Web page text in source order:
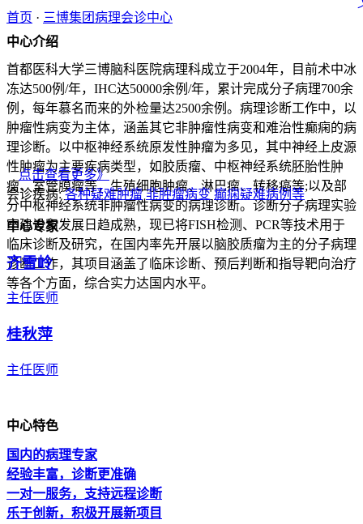
首页 · 三博集团病理会诊中心
中心介绍
首都医科大学三博脑科医院病理科成立于2004年，目前术中冰
冻达500例/年，IHC达50000余例/年，累计完成分子病理700余
例，每年慕名而来的外检量达2500余例。病理诊断工作中，以
肿瘤性病变为主体，涵盖其它非肿瘤性病变和难治性癫痫的病
理诊断。以中枢神经系统原发性肿瘤为多见，其中神经上皮源
性肿瘤为主要疾病类型，如胶质瘤、中枢神经系统胚胎性肿
瘤、室管膜瘤等，生殖细胞肿瘤、淋巴瘤、转移癌等;以及部
分中枢神经系统非肿瘤性病变的病理诊断。诊断分子病理实验
室建设和发展日趋成熟，现已将FISH检测、PCR等技术用于
临床诊断及研究，在国内率先开展以脑胶质瘤为主的分子病理
诊断工作，其项目涵盖了临床诊断、预后判断和指导靶向治疗
等各个方面，综合实力达国内水平。
点击查看更多》
会诊疾病: 各种疑难肿瘤 非肿瘤病变 癫痫疑难病例等
中心专家
齐雪岭
主任医师
桂秋萍
主任医师
中心特色
国内的病理专家
经验丰富，诊断更准确
一对一服务，支持远程诊断
乐于创新，积极开展新项目